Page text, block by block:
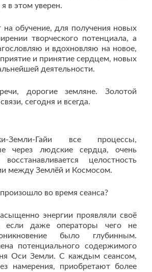
я в этом уверен.
на обучение, для получения новых
творческого потенциала, а
и вдохновляю на новое,
и принятие сердцем, новых
деятельности.
дорогие земляне. Золотой
сегодня и всегда.
Земли-Гайи все процессы,
через людские сердца, очень
целостность
между Землёй и Космосом.
во время сеанса?
энергии проявляли своё
если даже операторы чего не
было глубинным.
потенциального содержимого
Оси Земли. С каждым сеансом,
намерения, приобретают более